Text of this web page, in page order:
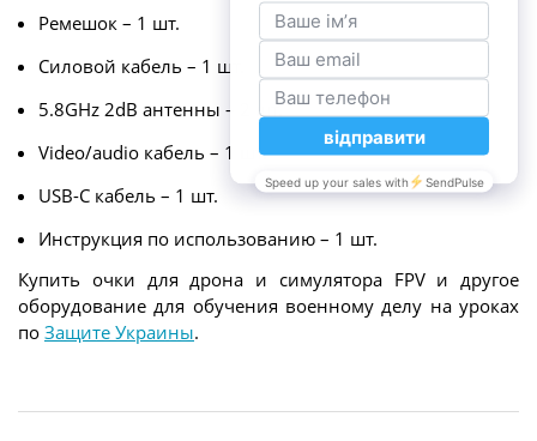
Ремешок – 1 шт.
Силовой кабель – 1 шт.
5.8GHz 2dB антенны – 2 шт.
Video/audio кабель – 1 шт.
USB-C кабель – 1 шт.
Инструкция по использованию – 1 шт.
Купить очки для дрона и симулятора FPV и другое
оборудование для обучения военному делу на уроках
по Защите Украины.